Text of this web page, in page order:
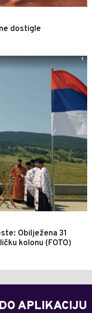
dostigle
Obilježena 31
kolonu (FOTO)
1
APLIKACIJU